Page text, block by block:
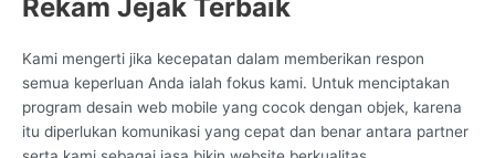
Rekam Jejak Terbaik
Kami mengerti jika kecepatan dalam memberikan respon
semua keperluan Anda ialah fokus kami. Untuk menciptakan
program desain web mobile yang cocok dengan objek, karena
itu diperlukan komunikasi yang cepat dan benar antara partner